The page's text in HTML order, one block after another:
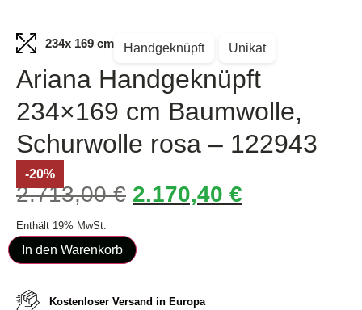
234x 169 cm Handgeknüpft Unikat
Ariana Handgeknüpft
234×169 cm Baumwolle,
Schurwolle rosa – 122943
-20%
2.713,00€ 2.170,40 €
Enthält 19% MwSt.
In den Warenkorb
Kostenloser Versand in Europa